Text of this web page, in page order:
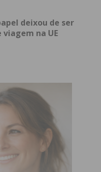
por e-mail e
a informação
deixou de ser
na UE